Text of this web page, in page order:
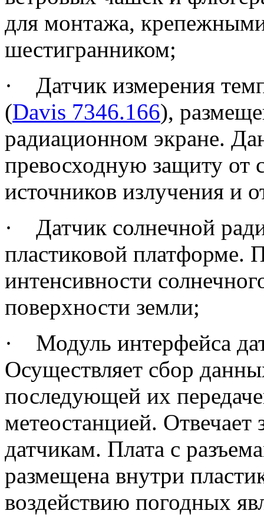
для монтажа,
шестигранником;
·
Датчик измерения
(Davis 7346.166),
радиационном экране.
превосходную защиту от
источников излучения и
·
Датчик солнечной
пластиковой платформе.
интенсивности
поверхности земли;
·
Модуль интерфейса
Осуществляет сбор
последующей их
метеостанцией. Отвечает
датчикам. Плата с
размещена внутри
воздействию погодных